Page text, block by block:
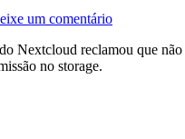
um comentário
Nextcloud reclamou que
no storage.